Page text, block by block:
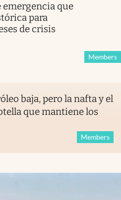
emergencia que
para
de crisis
Members
baja, pero la nafta y el
que mantiene los
Members